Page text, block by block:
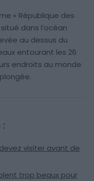
« République des
dans l’océan
au dessus du
entourant les 26
endroits au monde
:
visiter avant de
trop beaux pour